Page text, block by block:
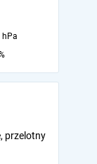
hPa
przelotny